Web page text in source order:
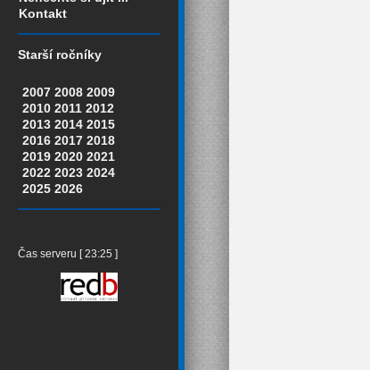
Kontakt
Starší ročníky
2007 2008 2009
2010 2011 2012
2013 2014 2015
2016 2017 2018
2019 2020 2021
2022 2023 2024
2025 2026
Čas serveru [ 23:25 ]